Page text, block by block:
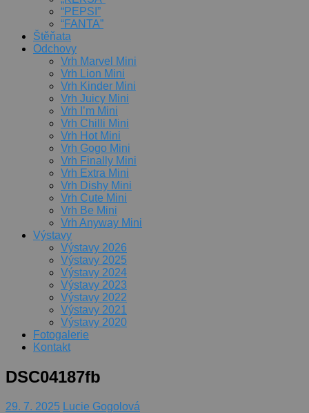
“PEPSI”
“FANTA”
Štěňata
Odchovy
Vrh Marvel Mini
Vrh Lion Mini
Vrh Kinder Mini
Vrh Juicy Mini
Vrh I’m Mini
Vrh Chilli Mini
Vrh Hot Mini
Vrh Gogo Mini
Vrh Finally Mini
Vrh Extra Mini
Vrh Dishy Mini
Vrh Cute Mini
Vrh Be Mini
Vrh Anyway Mini
Výstavy
Výstavy 2026
Výstavy 2025
Výstavy 2024
Výstavy 2023
Výstavy 2022
Výstavy 2021
Výstavy 2020
Fotogalerie
Kontakt
DSC04187fb
29. 7. 2025 Lucie Gogolová